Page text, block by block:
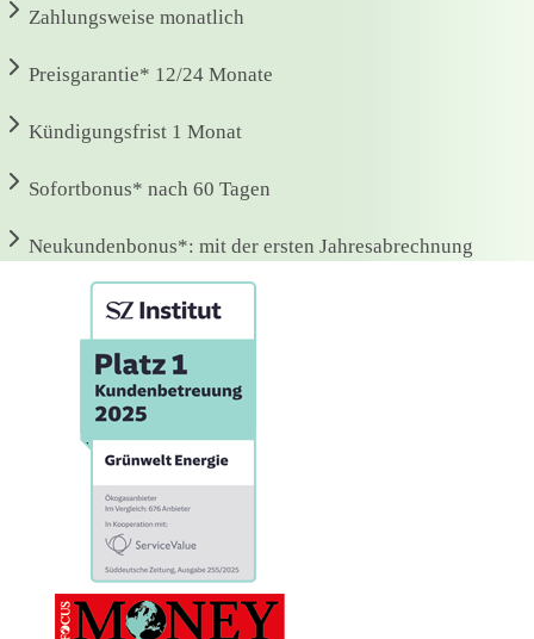
Zahlungsweise monatlich
Preisgarantie* 12/24 Monate
Kündigungsfrist 1 Monat
Sofortbonus* nach 60 Tagen
Neukundenbonus*: mit der ersten Jahresabrechnung